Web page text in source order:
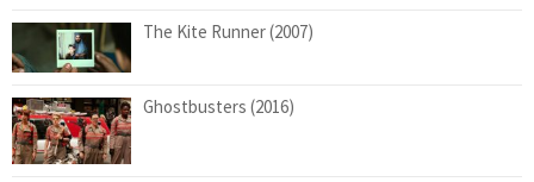
The Kite Runner (2007)
Ghostbusters (2016)